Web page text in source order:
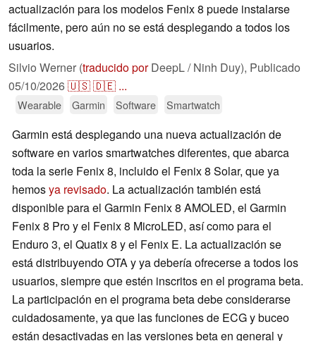
actualización para los modelos Fenix 8 puede instalarse
fácilmente, pero aún no se está desplegando a todos los
usuarios.
Silvio Werner (traducido porDeepL / Ninh Duy), Publicado
05/10/2026🇺🇸🇩🇪 ...
Wearable Garmin Software Smartwatch
Garmin está desplegando una nueva actualización de
software en varios smartwatches diferentes, que abarca
toda la serie Fenix 8, incluido el Fenix 8 Solar, que ya
hemosya revisado. La actualización también está
disponible para el Garmin Fenix 8 AMOLED, el Garmin
Fenix 8 Pro y el Fenix 8 MicroLED, así como para el
Enduro 3, el Quatix 8 y el Fenix E. La actualización se
está distribuyendo OTA y ya debería ofrecerse a todos los
usuarios, siempre que estén inscritos en el programa beta.
La participación en el programa beta debe considerarse
cuidadosamente, ya que las funciones de ECG y buceo
están desactivadas en las versiones beta en general y